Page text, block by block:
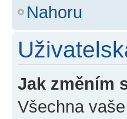
Nahoru
Jak změním
Všechna